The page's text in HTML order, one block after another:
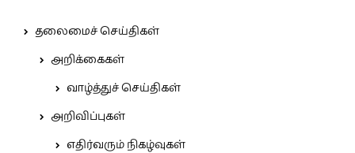
தலைமைச் செய்திகள்
அறிக்கைகள்
வாழ்த்துச் செய்திகள்
அறிவிப்புகள்
எதிர்வரும் நிகழ்வுகள்